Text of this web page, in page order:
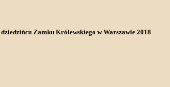
Zamku Królewskiego w Warszawie 2018